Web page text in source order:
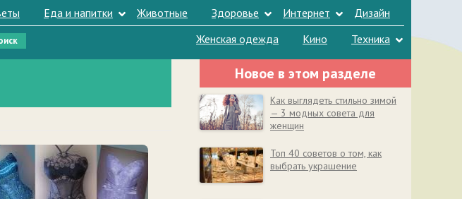
Еда и напитки Животные Здоровье Интернет
Дизайн
Женская одежда
Кино Техника
Новое в этом разделе
Как выглядеть стильно зимой
— 3 модных совета для
женщин
Топ 40 советов о том, как
выбрать украшение